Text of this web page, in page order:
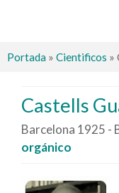
Portada » Cientificos »
Castells
Barcelona 1925 -
orgánico